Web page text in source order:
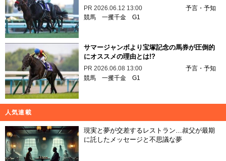
PR 2026.06.12 13:00
予言・予知
競馬 一攫千金 G1
サマージャンボより宝塚記念の馬券が圧倒的
にオススメの理由とは!?
PR 2026.06.08 13:00
予言・予知
競馬 一攫千金 G1
人気連載
現実と夢が交差するレストラン…叔父が最期
に託したメッセージと不思議な夢